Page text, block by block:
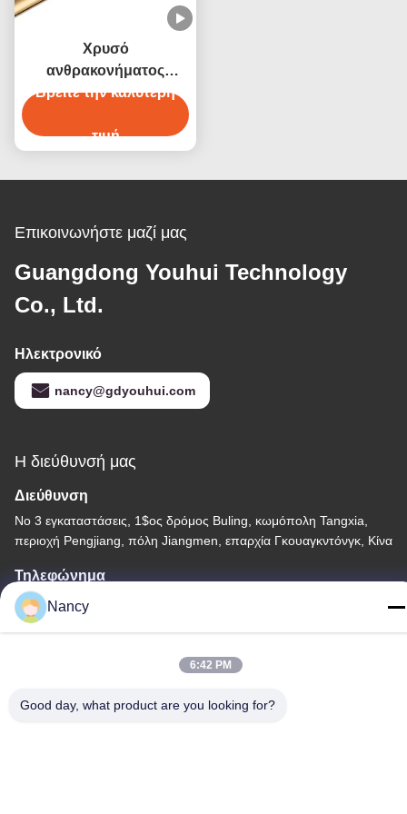
Χρυσό
ανθρακονήματος
υπέρυθρο θερμαντικό
Βρείτε την καλύτερη
τιμή
Επικοινωνήστε μαζί μας
Guangdong Youhui Technology
Co., Ltd.
Ηλεκτρονικό
nancy@gdyouhui.com
Η διεύθυνσή μας
Διεύθυνση
Νο 3 εγκαταστάσεις, 1$ος δρόμος Buling, κωμόπολη Tangxia,
περιοχή Pengjiang, πόλη Jiangmen, επαρχία Γκουαγκντόνγκ, Κίνα
Τηλεφώνημα
86-0750-3210960
Πολιτική απορρήτου|Sitemap
Nancy
6:42 PM
Good day, what product are you looking for?